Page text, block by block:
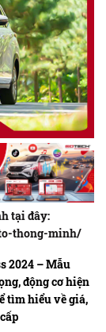
tại đây:
thong-minh/
2024 – Mẫu
động cơ hiện
tìm hiểu về giá,